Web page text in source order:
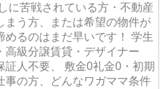
に苦戦されている方・不動産
まう方、または希望の物件が
めるのはまだ早いです！ 学生
高級分譲賃貸・デザイナー
証人不要、 敷金0礼金0・初期
事の方、どんなワガママ条件